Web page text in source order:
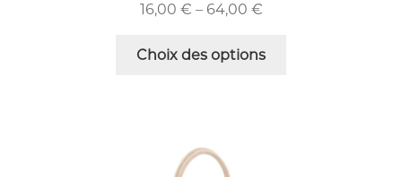
16,00 € – 64,00 €
Choix des options